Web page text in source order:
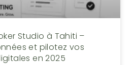
Studio à Tahiti –
et pilotez vos
en 2025